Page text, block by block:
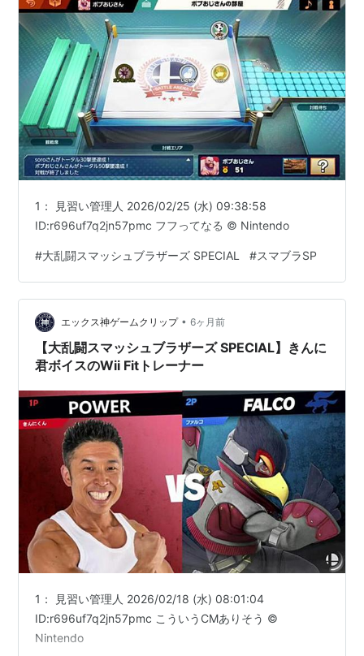
1： 見習い管理人 2026/02/25 (水) 09:38:58
ID:r696uf7q2jn57pmc フフってなる © Nintendo
#大乱闘スマッシュブラザーズ SPECIAL #スマブラSP
エックス神ゲームクリップ • 6ヶ月前
【大乱闘スマッシュブラザーズ SPECIAL】きんに
君ボイスのWii Fitトレーナー
1： 見習い管理人 2026/02/18 (水) 08:01:04
ID:r696uf7q2jn57pmc こういうCMありそう ©
Nintendo